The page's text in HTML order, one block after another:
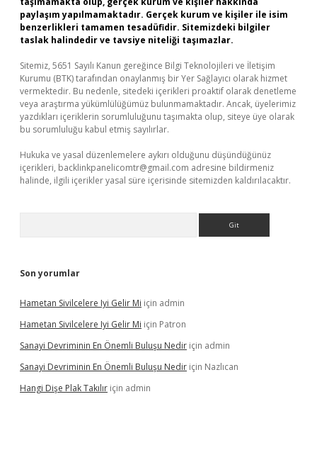
paylaşım yapılmamaktadır. Gerçek kurum ve kişiler ile isim
benzerlikleri tamamen tesadüfidir. Sitemizdeki bilgiler
taslak halindedir ve tavsiye niteliği taşımazlar.
Sitemiz, 5651 Sayılı Kanun gereğince Bilgi Teknolojileri ve İletişim
Kurumu (BTK) tarafından onaylanmış bir Yer Sağlayıcı olarak hizmet
vermektedir. Bu nedenle, sitedeki içerikleri proaktif olarak denetleme
veya araştırma yükümlülüğümüz bulunmamaktadır. Ancak, üyelerimiz
yazdıkları içeriklerin sorumluluğunu taşımakta olup, siteye üye olarak
bu sorumluluğu kabul etmiş sayılırlar.
Hukuka ve yasal düzenlemelere aykırı olduğunu düşündüğünüz
içerikleri, backlinkpanelicomtr@gmail.com adresine bildirmeniz
halinde, ilgili içerikler yasal süre içerisinde sitemizden kaldırılacaktır.
Son yorumlar
Hametan Sivilcelere Iyi Gelir Mi için admin
Hametan Sivilcelere Iyi Gelir Mi için Patron
Sanayi Devriminin En Önemli Buluşu Nedir için admin
Sanayi Devriminin En Önemli Buluşu Nedir için Nazlıcan
Hangi Dişe Plak Takılır için admin